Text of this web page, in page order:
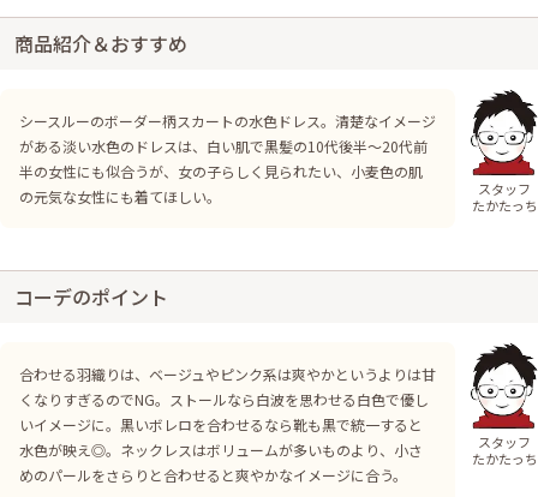
商品紹介＆おすすめ
シースルーのボーダー柄スカートの水色ドレス。清楚なイメージ
がある淡い水色のドレスは、白い肌で黒髪の10代後半～20代前
半の女性にも似合うが、女の子らしく見られたい、小麦色の肌
の元気な女性にも着てほしい。
スタッフ
たかたっち
コーデのポイント
合わせる羽織りは、ベージュやピンク系は爽やかというよりは甘
くなりすぎるのでNG。ストールなら白波を思わせる白色で優し
いイメージに。黒いボレロを合わせるなら靴も黒で統一すると
水色が映え◎。ネックレスはボリュームが多いものより、小さ
めのパールをさらりと合わせると爽やかなイメージに合う。
スタッフ
たかたっち